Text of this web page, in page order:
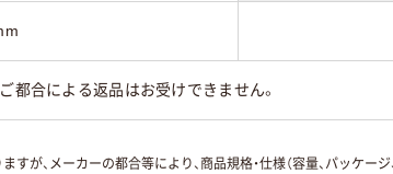
ご都合による返品はお受けできません。
が、メーカーの都合等により、商品規格・仕様（容量、パッケー